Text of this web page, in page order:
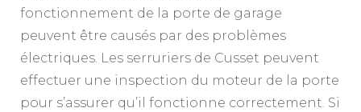
fonctionnement de la porte de garage
peuvent être causés par des problèmes
électriques. Les serruriers de Cusset peuvent
effectuer une inspection du moteur de la porte
pour s’assurer qu’il fonctionne correctement. Si